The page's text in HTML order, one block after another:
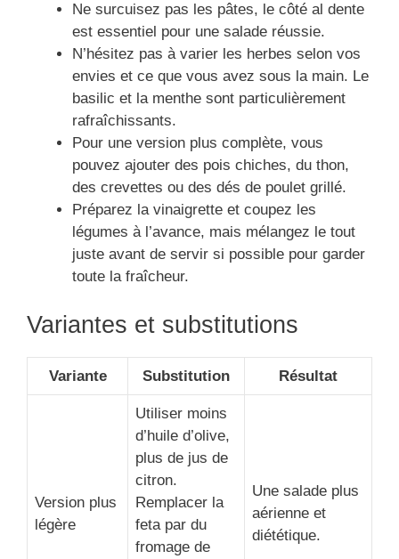
Ne surcuisez pas les pâtes, le côté al dente
est essentiel pour une salade réussie.
N’hésitez pas à varier les herbes selon vos
envies et ce que vous avez sous la main. Le
basilic et la menthe sont particulièrement
rafraîchissants.
Pour une version plus complète, vous
pouvez ajouter des pois chiches, du thon,
des crevettes ou des dés de poulet grillé.
Préparez la vinaigrette et coupez les
légumes à l’avance, mais mélangez le tout
juste avant de servir si possible pour garder
toute la fraîcheur.
Variantes et substitutions
Variante Substitution Résultat
Version plus
légère
Utiliser moins
d’huile d’olive,
plus de jus de
citron.
Remplacer la
feta par du
fromage de
Une salade plus
aérienne et
diététique.